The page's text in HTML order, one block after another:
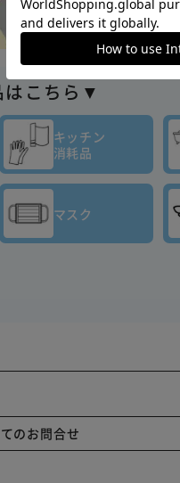
こちら▼
キッチン
消耗品
マスク
のお問合せ